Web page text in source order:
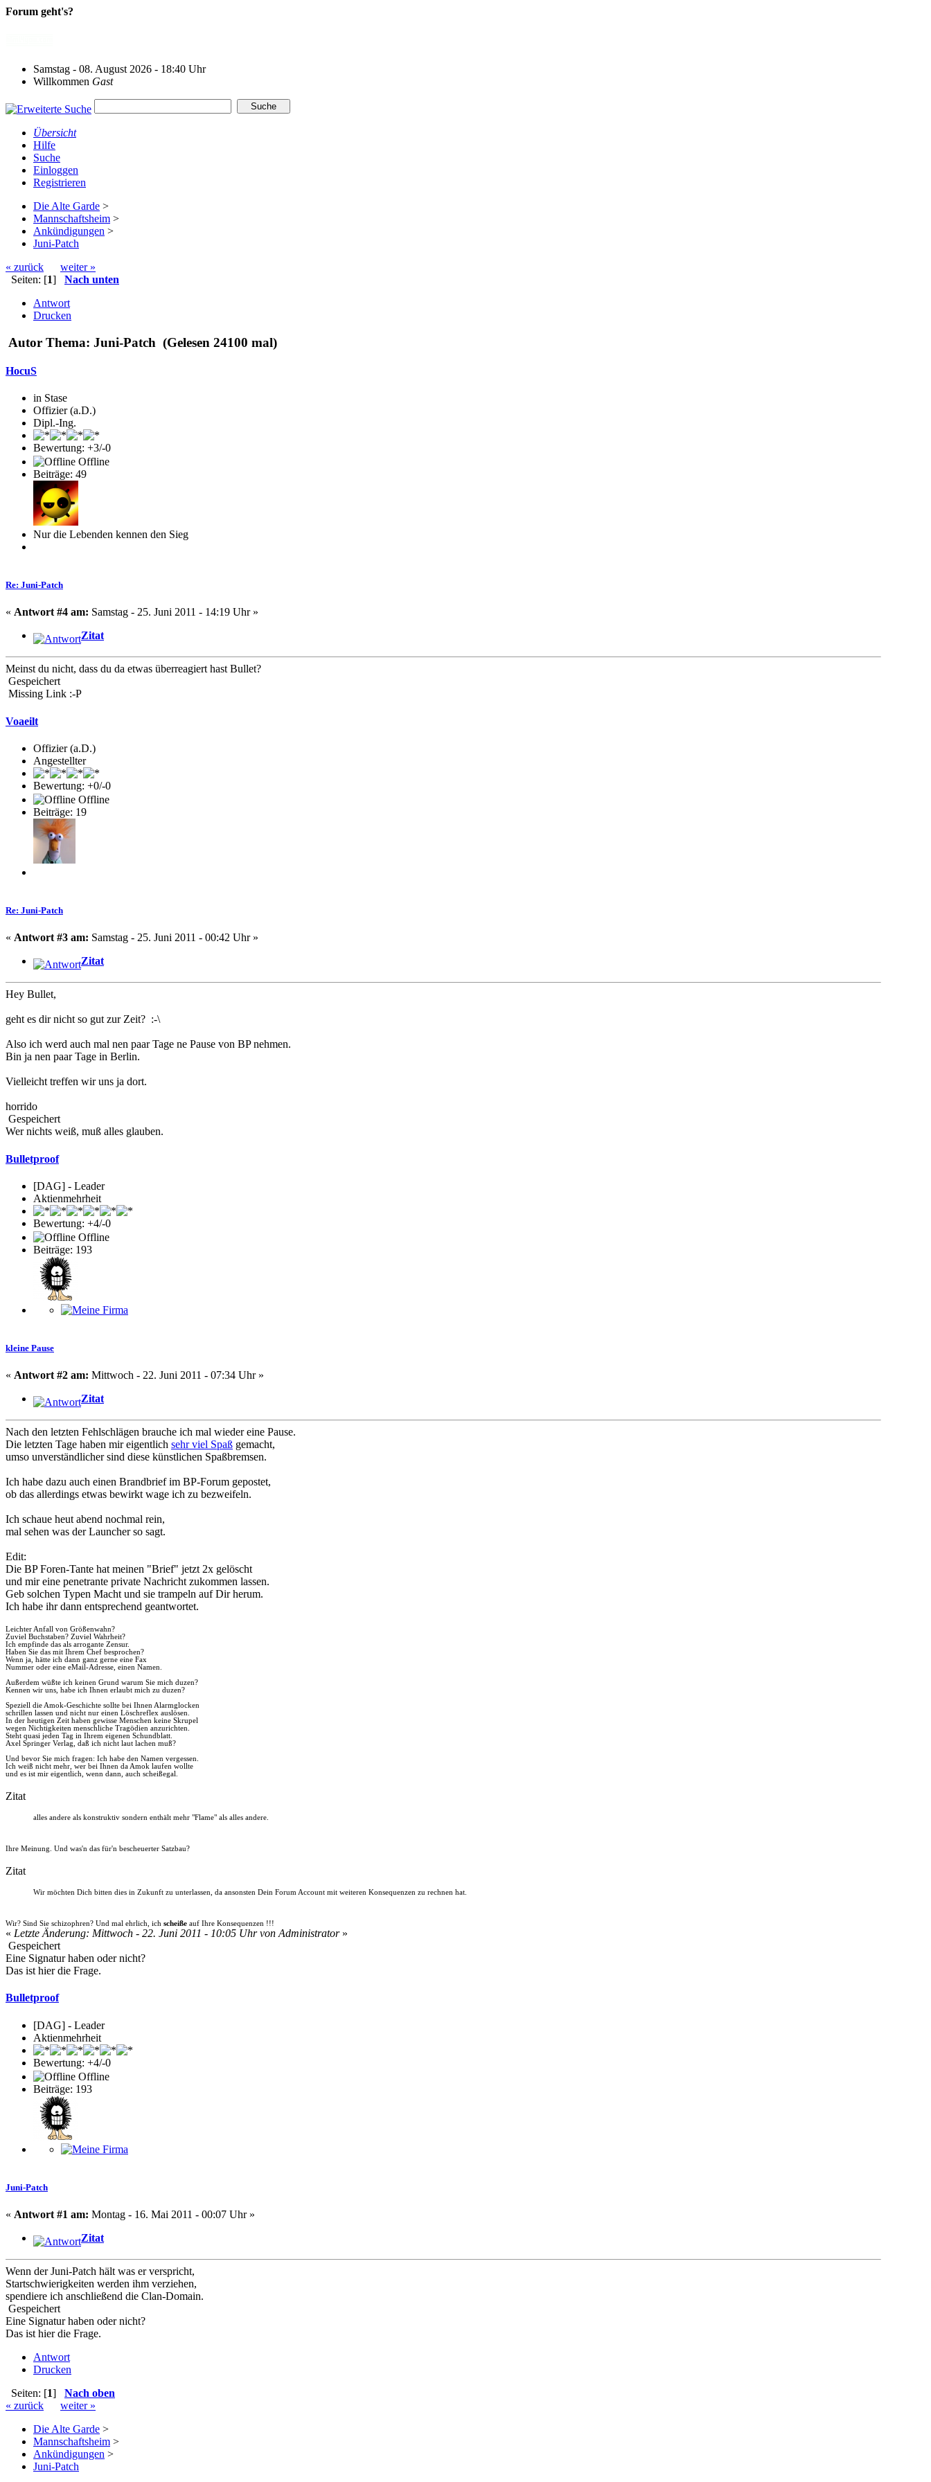
Forum geht's?
Samstag - 08. August 2026 - 18:40 Uhr
Willkommen Gast
Übersicht
Hilfe
Suche
Einloggen
Registrieren
Die Alte Garde >
Mannschaftsheim >
Ankündigungen >
Juni-Patch
« zurück
weiter »
Seiten: [1] Nach unten
Antwort
Drucken
Autor Thema: Juni-Patch (Gelesen 24100 mal)
HocuS
in Stase
Offizier (a.D.)
Dipl.-Ing.
Bewertung: +3/-0
Offline
Beiträge: 49
Nur die Lebenden kennen den Sieg
Re: Juni-Patch
« Antwort #4 am: Samstag - 25. Juni 2011 - 14:19 Uhr »
Zitat
Meinst du nicht, dass du da etwas überreagiert hast Bullet?
Gespeichert
Missing Link :-P
Voaeilt
Offizier (a.D.)
Angestellter
Bewertung: +0/-0
Offline
Beiträge: 19
Re: Juni-Patch
« Antwort #3 am: Samstag - 25. Juni 2011 - 00:42 Uhr »
Zitat
Hey Bullet,
geht es dir nicht so gut zur Zeit? :-\
Also ich werd auch mal nen paar Tage ne Pause von BP nehmen.
Bin ja nen paar Tage in Berlin.
Vielleicht treffen wir uns ja dort.
horrido
Gespeichert
Wer nichts weiß, muß alles glauben.
Bulletproof
[DAG] - Leader
Aktienmehrheit
Bewertung: +4/-0
Offline
Beiträge: 193
kleine Pause
« Antwort #2 am: Mittwoch - 22. Juni 2011 - 07:34 Uhr »
Zitat
Nach den letzten Fehlschlägen brauche ich mal wieder eine Pause.
Die letzten Tage haben mir eigentlich sehr viel Spaß gemacht,
umso unverständlicher sind diese künstlichen Spaßbremsen.
Ich habe dazu auch einen Brandbrief im BP-Forum gepostet,
ob das allerdings etwas bewirkt wage ich zu bezweifeln.
Ich schaue heut abend nochmal rein,
mal sehen was der Launcher so sagt.
Edit:
Die BP Foren-Tante hat meinen "Brief" jetzt 2x gelöscht
und mir eine penetrante private Nachricht zukommen lassen.
Geb solchen Typen Macht und sie trampeln auf Dir herum.
Ich habe ihr dann entsprechend geantwortet.
Leichter Anfall von Größenwahn?
Zuviel Buchstaben? Zuviel Wahrheit?
Ich empfinde das als arrogante Zensur.
Haben Sie das mit Ihrem Chef besprochen?
Wenn ja, hätte ich dann ganz gerne eine Fax
Nummer oder eine eMail-Adresse, einen Namen.
Außerdem wüßte ich keinen Grund warum Sie mich duzen?
Kennen wir uns, habe ich Ihnen erlaubt mich zu duzen?
Speziell die Amok-Geschichte sollte bei Ihnen Alarmglocken
schrillen lassen und nicht nur einen Löschreflex auslösen.
In der heutigen Zeit haben gewisse Menschen keine Skrupel
wegen Nichtigkeiten menschliche Tragödien anzurichten.
Steht quasi jeden Tag in Ihrem eigenen Schundblatt.
Axel Springer Verlag, daß ich nicht laut lachen muß?
Und bevor Sie mich fragen: Ich habe den Namen vergessen.
Ich weiß nicht mehr, wer bei Ihnen da Amok laufen wollte
und es ist mir eigentlich, wenn dann, auch scheißegal.
Zitat
alles andere als konstruktiv sondern enthält mehr "Flame" als alles andere.
Ihre Meinung. Und was'n das für'n bescheuerter Satzbau?
Zitat
Wir möchten Dich bitten dies in Zukunft zu unterlassen, da ansonsten Dein Forum Account mit weiteren Konsequenzen zu rechnen hat.
Wir? Sind Sie schizophren? Und mal ehrlich, ich scheiße auf Ihre Konsequenzen !!!
« Letzte Änderung: Mittwoch - 22. Juni 2011 - 10:05 Uhr von Administrator»
Gespeichert
Eine Signatur haben oder nicht?
Das ist hier die Frage.
Bulletproof
[DAG] - Leader
Aktienmehrheit
Bewertung: +4/-0
Offline
Beiträge: 193
Juni-Patch
« Antwort #1 am: Montag - 16. Mai 2011 - 00:07 Uhr »
Zitat
Wenn der Juni-Patch hält was er verspricht,
Startschwierigkeiten werden ihm verziehen,
spendiere ich anschließend die Clan-Domain.
Gespeichert
Eine Signatur haben oder nicht?
Das ist hier die Frage.
Antwort
Drucken
Seiten: [1] Nach oben
« zurück
weiter »
Die Alte Garde >
Mannschaftsheim >
Ankündigungen >
Juni-Patch